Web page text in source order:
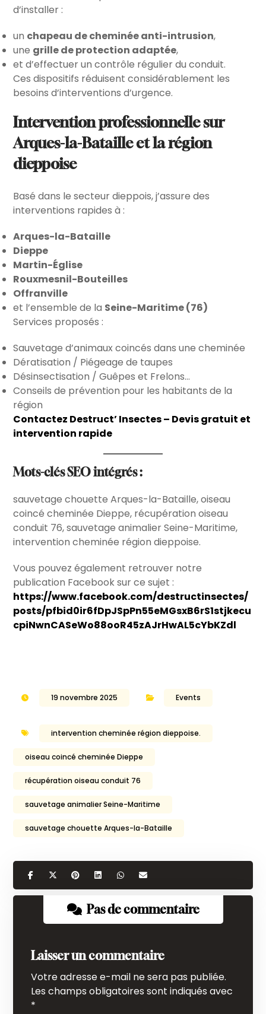
d’installer :
un chapeau de cheminée anti-intrusion,
une grille de protection adaptée,
et d’effectuer un contrôle régulier du conduit.
Ces dispositifs réduisent considérablement les
besoins d’interventions d’urgence.
Intervention professionnelle sur
Arques-la-Bataille et la région
dieppoise
Basé dans le secteur dieppois, j’assure des
interventions rapides à :
Arques-la-Bataille
Dieppe
Martin-Église
Rouxmesnil-Bouteilles
Offranville
et l’ensemble de la Seine-Maritime (76)
Services proposés :
Sauvetage d’animaux coincés dans une cheminée
Dératisation / Piégeage de taupes
Désinsectisation / Guêpes et Frelons…
Conseils de prévention pour les habitants de la
région
Contactez Destruct’ Insectes – Devis gratuit et
intervention rapide
Mots-clés SEO intégrés :
sauvetage chouette Arques-la-Bataille, oiseau
coincé cheminée Dieppe, récupération oiseau
conduit 76, sauvetage animalier Seine-Maritime,
intervention cheminée région dieppoise.
Vous pouvez également retrouver notre
publication Facebook sur ce sujet :
https://www.facebook.com/destructinsectes/
posts/pfbid0ir6fDpJSpPn55eMGsxB6rS1stjkecu
cpiNwnCASeWo88ooR45zAJrHwAL5cYbKZdl
19 novembre 2025 Events
intervention cheminée région dieppoise.
oiseau coincé cheminée Dieppe
récupération oiseau conduit 76
sauvetage animalier Seine-Maritime
sauvetage chouette Arques-la-Bataille
Pas de commentaire
Laisser un commentaire
Votre adresse e-mail ne sera pas publiée.
Les champs obligatoires sont indiqués avec
*